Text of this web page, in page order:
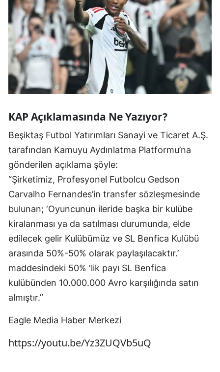
KAP Açıklamasında Ne Yazıyor?
Beşiktaş Futbol Yatırımları Sanayi ve Ticaret A.Ş.
tarafından Kamuyu Aydınlatma Platformu’na
gönderilen açıklama şöyle:
“Şirketimiz, Profesyonel Futbolcu Gedson
Carvalho Fernandes’in transfer sözleşmesinde
bulunan; ‘Oyuncunun ileride başka bir kulübe
kiralanması ya da satılması durumunda, elde
edilecek gelir Kulübümüz ve SL Benfica Kulübü
arasında 50%-50% olarak paylaşılacaktır.’
maddesindeki 50% ‘lik payı SL Benfica
kulübünden 10.000.000 Avro karşılığında satın
almıştır.”
Eagle Media Haber Merkezi
https://youtu.be/Yz3ZUQVb5uQ